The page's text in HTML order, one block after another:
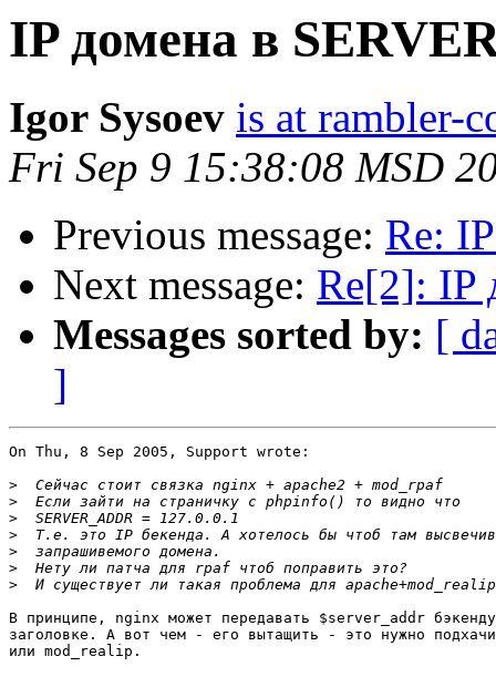
IP домена в
Igor Sysoev is at rambler-
Fri Sep 9 15:38:08 MSD
Previous message: Re:
Next message: Re[2]: IP
Messages sorted by: [
]
On Thu, 8 Sep 2005, Support wrote:
>
>
>
>
>
>
>
В принципе, nginx может передавать $server_addr
заголовке. А вот чем - его вытащить - это нужно
или mod_realip.